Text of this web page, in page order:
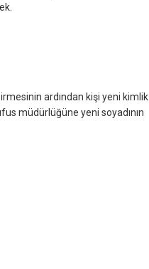
ardından kişi yeni kimlik
müdürlüğüne yeni soyadının